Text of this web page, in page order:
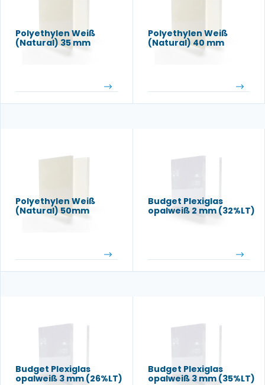
Polyethylen Weiß
(Natural) 35 mm
Polyethylen Weiß
(Natural) 40 mm
Polyethylen Weiß
(Natural) 50mm
Budget Plexiglas
opalweiß 2 mm (32%LT)
Budget Plexiglas
opalweiß 3 mm (26%LT)
Budget Plexiglas
opalweiß 3 mm (35%LT)